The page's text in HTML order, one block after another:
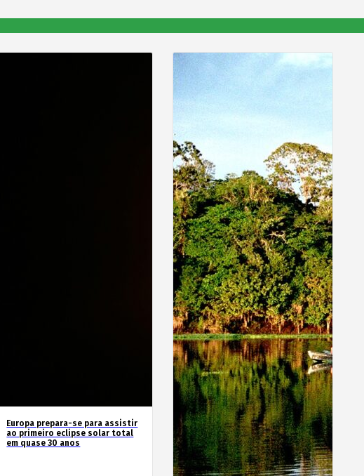
Europa prepara-se para assistir
ao primeiro eclipse solar total
em quase 30 anos